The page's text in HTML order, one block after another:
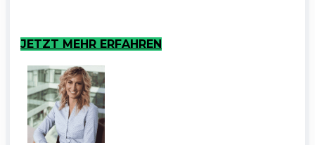
JETZT MEHR ERFAHREN